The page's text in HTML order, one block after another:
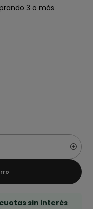
3 o más
sin interés